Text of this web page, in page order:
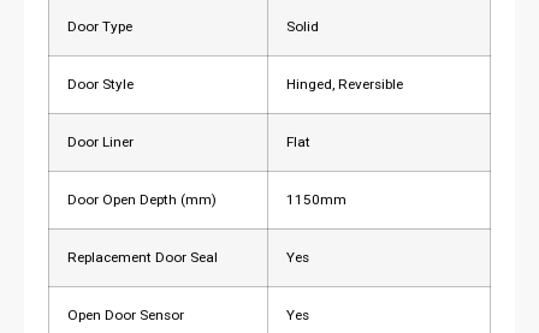
Door Type Solid
Door Style Hinged, Reversible
Door Liner Flat
Door Open Depth (mm) 1150mm
Replacement Door Seal Yes
Open Door Sensor Yes